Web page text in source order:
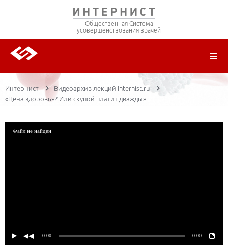
Общественная Система
усовершенствования врачей
ЦИКЛЫ ПЕРЕДАЧ
Интернист
Видеоархив лекций Internist.ru
«Цена здоровья? Или скупой платит дважды»